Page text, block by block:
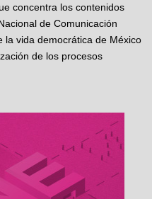
concentra los contenidos
de Comunicación
la vida democrática de México
de los procesos